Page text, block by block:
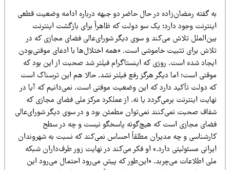
گفته رمضان‌زاده در حال حاضر دو جبهه درباره ادامه وضعیت قطعی
وجود دارد؛ یک سو دولت که ظاهراً برای بازگشت اینترنت
تلاش می‌کند و سوی دیگر شورای‌عالی فضای مجازی که در
برای تثبیت خاموشی است. «همه اختلال‌ها با ادعای موقتی‌بودن
شده است. روزی که اینستاگرام فیلتر شد صحبت از این بود که
است؛ اما دیگر هرگز رفع فیلتر نشد. حالا هم این ترسناک است
دولت تأکید دارد که این وضعیت موقتی است. نمی‌دانیم که آیا در
اینترنت برمی‌گردد یا نه. از عملکرد مرکز ملی فضای مجازی که
صحبت نمی‌کنند نمی‌توان مطمئن بود و در سوی دیگر شورای‌عالی
مجازی است که هیچ‌گونه پاسخگو نیست و چه در سطح
و چه مدیران مطلقاً احساس نمی‌کند که نسبت به شهروندان
مسئولیتی دارد.» او فکر می‌کند در نهایت زور طرف‌داران شبکه
اطلاعات می‌چربد. «این‌طور که پیش می‌رود احتمال می‌رود این